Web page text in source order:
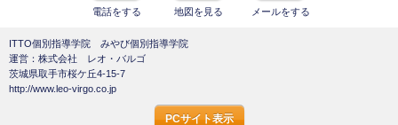
電話をする 地図を見る メールをする
ITTO個別指導学院 みやび個別指導学院
運営：株式会社 レオ・バルゴ
茨城県取手市桜ケ丘4-15-7
http://www.leo-virgo.co.jp
PCサイト表示